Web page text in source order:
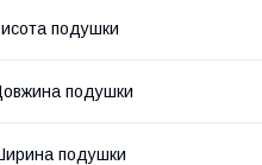
подушки
подушки
подушки